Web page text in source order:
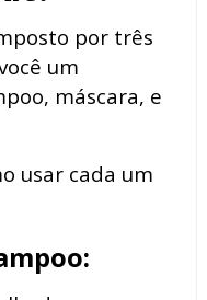
por três
um
máscara, e
usar cada um